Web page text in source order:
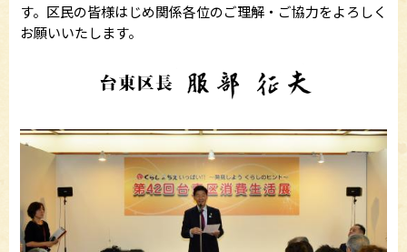
す。区民の皆様はじめ関係各位のご理解・ご協力をよろしく
お願いいたします。